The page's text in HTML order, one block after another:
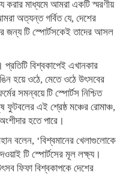
মাধ্যমে আমরা একটি স্মরণীয়
অত্যন্ত গর্বিত যে, দেশের
জন্য টি স্পোর্টসকেই তাদের আসল
বিশ্বকাপেই এখানকার
হয়ে ওঠে, মেতে ওঠে উৎসবের
সমন্বয়ে টি স্পোর্টস নিশ্চিত
ফুটবলের এই শ্রেষ্ঠ মঞ্চের রোমাঞ্চ,
হতে পারে।
বলেন, ‘বিশ্বমানের খেলাগুলোকে
টি স্পোর্টসের মূল লক্ষ্য।
ফিফা বিশ্বকাপকে দেশের